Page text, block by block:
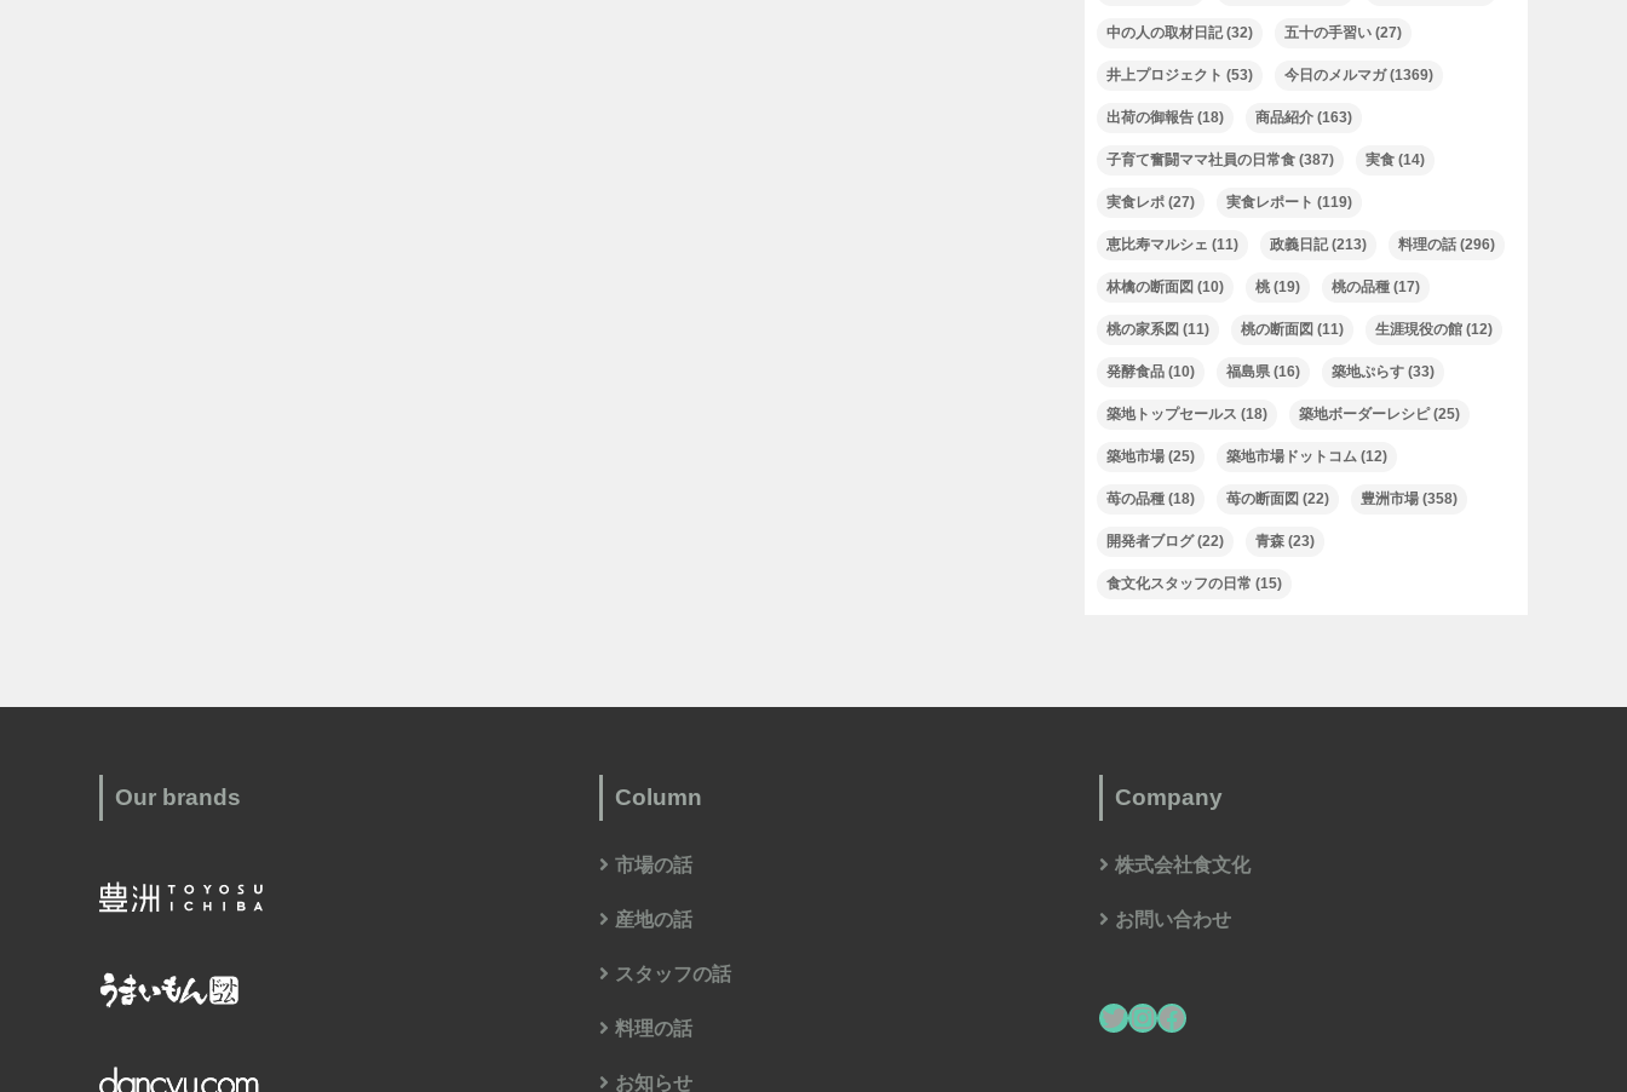
中の人の取材日記(32) 五十の手習い (27)
井上プロジェクト (53) 今日のメルマガ(1369)
出荷の御報告 (18) 商品紹介 (163)
子育て奮闘ママ社員の日常食 (387) 実食 (14)
実食レポ (27) 実食レポート (119)
恵比寿マルシェ (11) 政義日記(213) 料理の話 (296)
林檎の断面図 (10) 桃(19) 桃の品種 (17)
桃の家系図 (11) 桃の断面図 (11) 生涯現役の館 (12)
発酵食品 (10) 福島県 (16) 築地ぷらす (33)
築地トップセールス (18) 築地ボーダーレシピ(25)
築地市場 (25) 築地市場ドットコム (12)
苺の品種 (18) 苺の断面図 (22) 豊洲市場 (358)
開発者ブログ(22) 青森 (23)
食文化スタッフの日常 (15)
Our brands Column
市場の話
産地の話
スタッフの話
料理の話
お知らせ
Company
株式会社食文化
お問い合わせ